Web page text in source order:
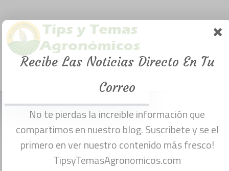
(Descarga
manual PDF
gratuitamente)
noviembre 28, 2016
Recibe Las Noticias Directo En Tu
Correo
No te pierdas la increible información que
compartimos en nuestro blog. Suscribete y se el
primero en ver nuestro contenido más fresco!
TipsyTemasAgronomicos.com